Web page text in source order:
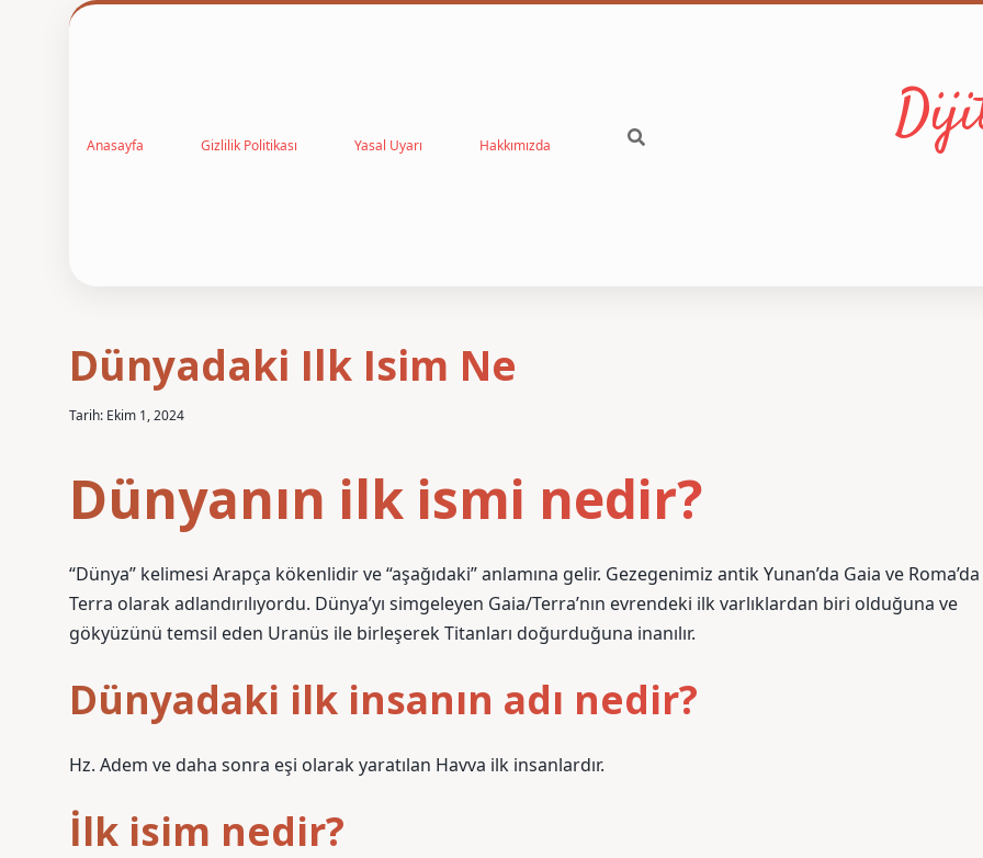
Anasayfa Gizlilik Politikası Yasal Uyarı Hakkımızda
Dünyadaki Ilk Isim Ne
Tarih: Ekim 1, 2024
Dünyanın ilk ismi nedir?
“Dünya” kelimesi Arapça kökenlidir ve “aşağıdaki” anlamına gelir. Gezegenimiz antik Yunan’da Gaia ve Roma’da
Terra olarak adlandırılıyordu. Dünya’yı simgeleyen Gaia/Terra’nın evrendeki ilk varlıklardan biri olduğuna ve
gökyüzünü temsil eden Uranüs ile birleşerek Titanları doğurduğuna inanılır.
Dünyadaki ilk insanın adı nedir?
Hz. Adem ve daha sonra eşi olarak yaratılan Havva ilk insanlardır.
İlk isim nedir?